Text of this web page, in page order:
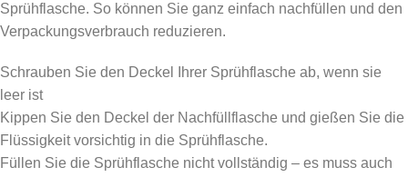
Sprühflasche. So können Sie ganz einfach nachfüllen und den
Verpackungsverbrauch reduzieren.
Schrauben Sie den Deckel Ihrer Sprühflasche ab, wenn sie
leer ist
Kippen Sie den Deckel der Nachfüllflasche und gießen Sie die
Flüssigkeit vorsichtig in die Sprühflasche.
Füllen Sie die Sprühflasche nicht vollständig – es muss auch